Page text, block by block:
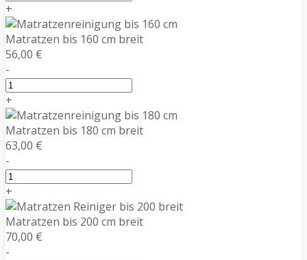
+
Matratzen bis 160 cm breit
56,00 €
-
+
Matratzen bis 180 cm breit
63,00 €
-
+
Matratzen bis 200 cm breit
70,00 €
-